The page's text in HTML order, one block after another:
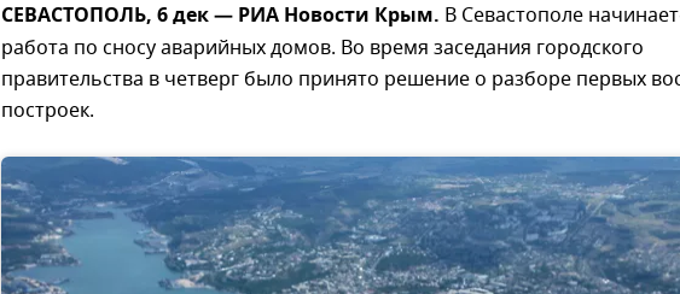
СЕВАСТОПОЛЬ, 6 дек — РИА Новости Крым. В Севастополе
работа по сносу аварийных домов. Во время заседания городского
правительства в четверг было принято решение о разборе первых
построек.